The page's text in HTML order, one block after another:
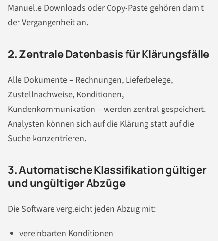
Manuelle Downloads oder Copy-Paste gehören damit
der Vergangenheit an.
2. Zentrale Datenbasis für Klärungsfälle
Alle Dokumente – Rechnungen, Lieferbelege,
Zustellnachweise, Konditionen,
Kundenkommunikation – werden zentral gespeichert.
Analysten können sich auf die Klärung statt auf die
Suche konzentrieren.
3. Automatische Klassifikation gültiger
und ungültiger Abzüge
Die Software vergleicht jeden Abzug mit:
vereinbarten Konditionen